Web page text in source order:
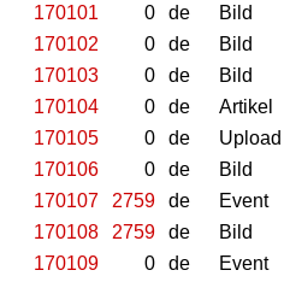
170101
0 de Bild
170102
0 de Bild
170103
0 de Bild
170104
0 de Artikel
170105
0 de Upload
170106
0 de Bild
170107
2759 de Event
170108
2759 de Bild
170109
0 de Event